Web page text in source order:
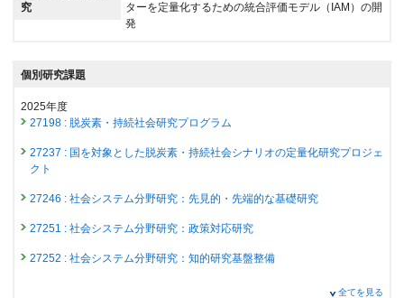
究
ターを定量化するための統合評価モデル（IAM）の開
発
個別研究課題
2025年度
27198 : 脱炭素・持続社会研究プログラム
27237 : 国を対象とした脱炭素・持続社会シナリオの定量化研究プロジェ
クト
27246 : 社会システム分野研究：先見的・先端的な基礎研究
27251 : 社会システム分野研究：政策対応研究
27252 : 社会システム分野研究：知的研究基盤整備
全てを見る